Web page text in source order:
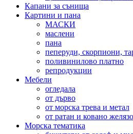
Капани за сънища
Картини и пана
МАСКИ
маслени
пана
пеперуди, скорпиони,
поливинилово платно
репродукции
Мебели
огледала
от дърво
от морска трева и метал
от ратан и ковано желязо
Морска тематика